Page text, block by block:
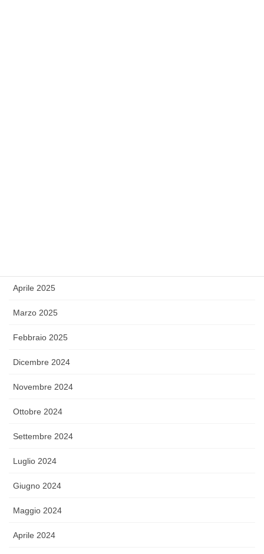
Aprile 2025
Marzo 2025
Febbraio 2025
Dicembre 2024
Novembre 2024
Ottobre 2024
Settembre 2024
Luglio 2024
Giugno 2024
Maggio 2024
Aprile 2024